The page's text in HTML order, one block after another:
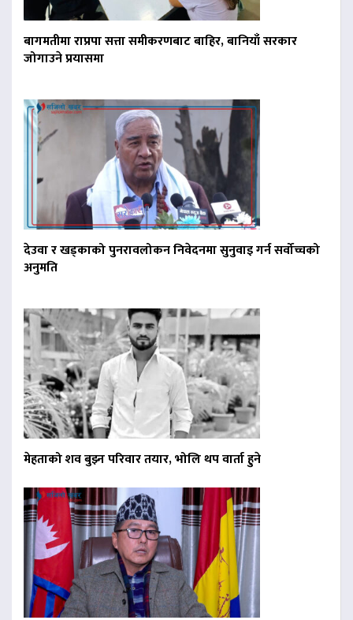
बागमतीमा राप्रपा सत्ता समीकरणबाट बाहिर, बानियाँ सरकार
जोगाउने प्रयासमा
देउवा र खड्काको पुनरावलोकन निवेदनमा सुनुवाइ गर्न सर्वोच्चको
अनुमति
मेहताको शव बुझ्न परिवार तयार, भोलि थप वार्ता हुने